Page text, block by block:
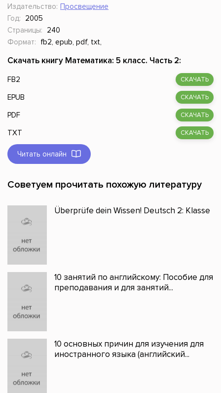
Издательство: Просвещение
Год:
2005
Страницы:
240
Формат:
fb2, epub, pdf, txt,
Скачать книгу Математика: 5 класс. Часть 2:
FB2 СКАЧАТЬ
EPUB СКАЧАТЬ
PDF СКАЧАТЬ
TXT СКАЧАТЬ
Читать онлайн
Советуем прочитать похожую литературу
Überprüfe dein Wissen! Deutsch 2: Klasse
10 занятий по английскому: Пособие для
преподавания и для занятий...
10 основных причин для изучения для
иностранного языка (английский...